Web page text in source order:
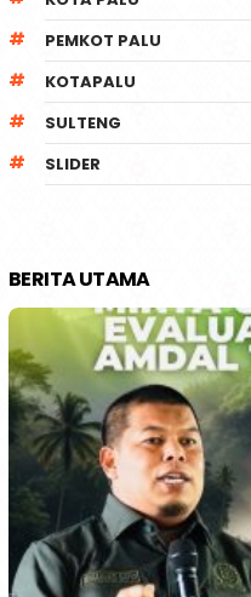
PEMKOT PALU
KOTAPALU
SULTENG
SLIDER
BERITA UTAMA